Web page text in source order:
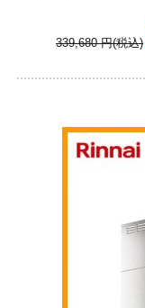
339,680 円(税込)